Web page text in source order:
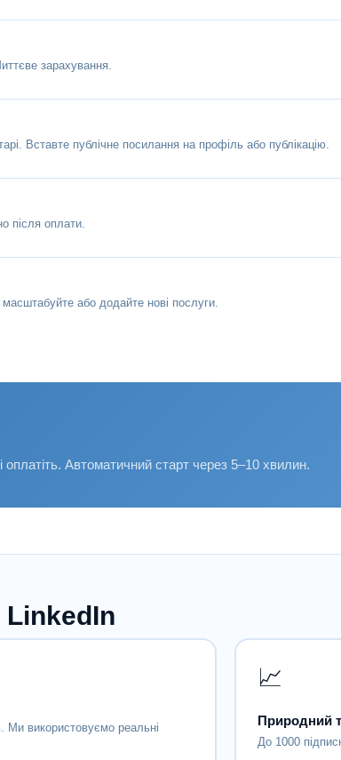
зарахування.
Вставте публічне посилання на профіль або публікацію.
після оплати.
або додайте нові послуги.
Автоматичний старт через 5–10 хвилин.
LinkedIn
Ми використовуємо реальні
📈
Природний
До 1000